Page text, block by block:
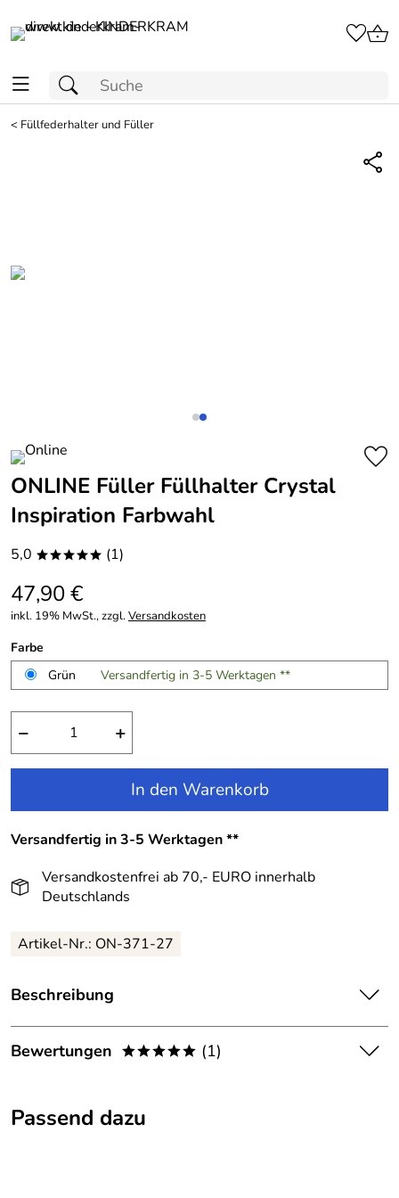
< Füllfederhalter und Füller
ONLINE Füller Füllhalter Crystal
Inspiration Farbwahl
5,0 ***** (1)
47,90 €
inkl. 19% MwSt., zzgl.Versandkosten
Farbe
Grün
Versandfertig in 3-5 Werktagen **
− +
In den Warenkorb
Versandfertig in 3-5 Werktagen **
Versandkostenfrei ab 70,- EURO innerhalb
Deutschlands
Artikel-Nr.: ON-371-27
Beschreibung
ONLINE Füller Füllhalter Crystal Inspiration:
Feminines Schreibgerät mit klaren Linien und funkelnden
Bewertungen ***** (1)
5
Passend dazu